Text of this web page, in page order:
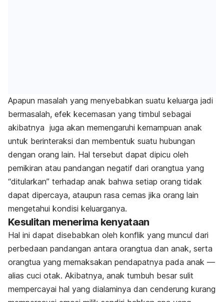
Apapun masalah yang menyebabkan suatu keluarga jadi
bermasalah, efek kecemasan yang timbul sebagai
akibatnya juga akan memengaruhi kemampuan anak
untuk berinteraksi dan membentuk suatu hubungan
dengan orang lain. Hal tersebut dapat dipicu oleh
pemikiran atau pandangan negatif dari orangtua yang
“ditularkan” terhadap anak bahwa setiap orang tidak
dapat dipercaya, ataupun rasa cemas jika orang lain
mengetahui kondisi keluarganya.
Kesulitan menerima kenyataan
Hal ini dapat disebabkan oleh konflik yang muncul dari
perbedaan pandangan antara orangtua dan anak, serta
orangtua yang memaksakan pendapatnya pada anak —
alias cuci otak. Akibatnya, anak tumbuh besar sulit
mempercayai hal yang dialaminya dan cenderung kurang